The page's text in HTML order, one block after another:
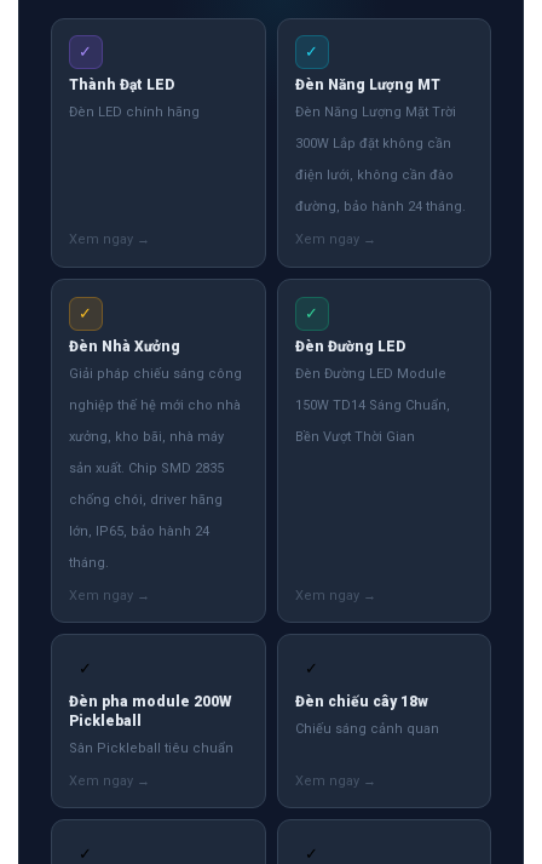
✓
Thành Đạt LED
Đèn LED chính hãng
✓
Đèn Năng Lượng MT
Đèn Năng Lượng Mặt Trời
300W Lắp đặt không cần
điện lưới, không cần đào
đường, bảo hành 24 tháng.
✓
Đèn Nhà Xưởng
Giải pháp chiếu sáng công
nghiệp thế hệ mới cho nhà
xưởng, kho bãi, nhà máy
sản xuất. Chip SMD 2835
chống chói, driver hãng
lớn, IP65, bảo hành 24
tháng.
✓
Đèn Đường LED
Đèn Đường LED Module
150W TD14 Sáng Chuẩn,
Bền Vượt Thời Gian
✓
Đèn pha module 200W
Pickleball
Sân Pickleball tiêu chuẩn
✓
Đèn chiếu cây 18w
Chiếu sáng cảnh quan
✓ ✓